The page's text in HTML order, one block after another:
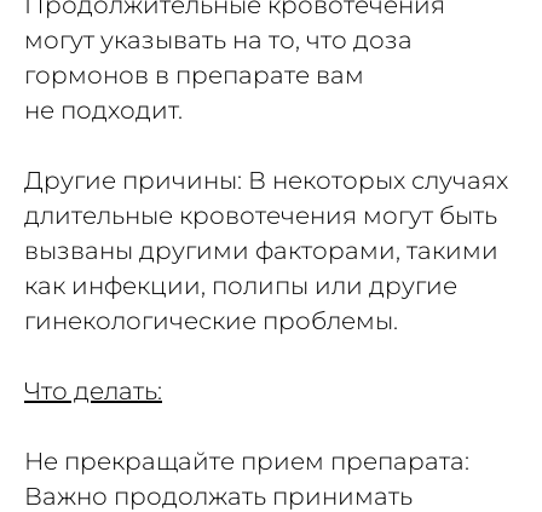
могут указывать на то, что доза
гормонов в препарате вам
не подходит.
Другие причины: В некоторых случаях
длительные кровотечения могут быть
вызваны другими факторами, такими
как инфекции, полипы или другие
гинекологические проблемы.
Что делать:
Не прекращайте прием препарата:
Важно продолжать принимать